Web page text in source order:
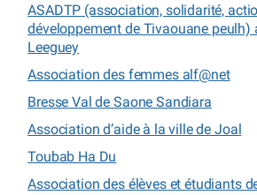
ASADTP (association, solidarité,
développement de Tivaouane peulh)
Leeguey
Association des femmes alf@net
Bresse Val de Saone Sandiara
Association d’aide à la ville de Joal
Toubab Ha Du
Association des élèves et étudiants